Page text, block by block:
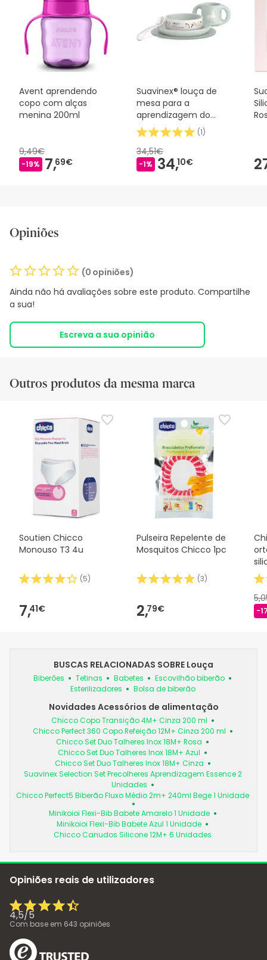
Avent aprendendo
copo com alças
menina 200ml
9,49€
-19% 7,69€
Suavinex® louça de
mesa para a
aprendizagem do
bebé
(1)
34,51€
-1% 34,10€
Opiniões
(0 opiniões)
Ainda não há avaliações sobre este produto. Compartilhe
a sua!
Escreva a sua opinião
Outros produtos da mesma marca
Soutien Chicco
Monouso T3 4u
(5)
7,41€
Pulseira Repelente de
Mosquitos Chicco 1pc
(3)
2,79€ -
BUSCAS RELACIONADAS SOBRE Louça
Biberões Tetinas Babetes
Escovilhão biberão
Esterilizadores
Bolsa de biberão
Novidades Acessórios de alimentação
Chicco Copo Transição 4M+ Cinza 200 ml
Chicco Perfect 360 Copo Refeição 12M+ Cinza 200 ml
Chicco Set Duo Talheres Inox 18M+ Rosa
Chicco Set Duo Talheres Inox 18M+ Azul
Chicco Set Duo Talheres Inox 18M+ Cinza
Suavinex Selection Set Precolheres Aprendizagem Essence 2
Unidades
Chicco Perfect5 Biberão Fluxo Médio 2m+ 240ml Bege 1 Unidade
Minikoioi Flexi-Bib Babete Amarelo 1 Unidade
Minikoioi Flexi-Bib Babete Azul 1 Unidade
Chicco Canudos Silicone 12M+ 6 Unidades
Opiniões reais de utilizadores
4,5/5
Com base em 643 opiniões